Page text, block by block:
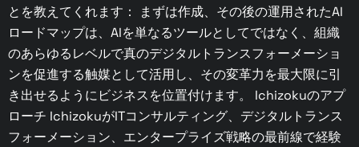
とを教えてくれます： まずは作成、その後の運用されたAI
ロードマップは、AIを単なるツールとしてではなく、組織
のあらゆるレベルで真のデジタルトランスフォーメーショ
ンを促進する触媒として活用し、その変革力を最大限に引
き出せるようにビジネスを位置付けます。 Ichizokuのアプ
ローチ IchizokuがITコンサルティング、デジタルトランス
フォーメーション、エンタープライズ戦略の最前線で経験